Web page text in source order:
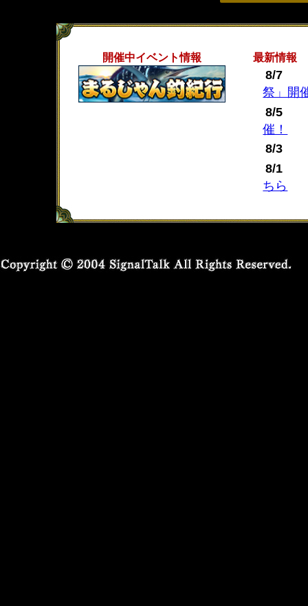
開催中イベント情報 最新情報
8/7
祭」開
8/5
催！
8/3
8/1
ちら